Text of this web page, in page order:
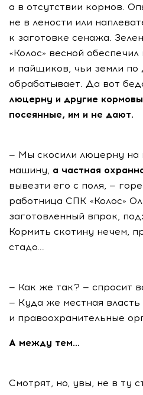
а в отсутствии кормов.
не в лености или
к заготовке сенажа.
«Колос» весной обеспечил
и пайщиков, чьи земли по
обрабатывает. Да вот
люцерну и другие
посеянные, им и не дают.
— Мы скосили люцерну на
машину, а частная
вывезти его с поля, —
работница СПК «Колос»
заготовленный впрок,
Кормить скотину нечем,
стадо...
— Как же так? — спросит
— Куда же местная власть
и правоохранительные
А между тем...
Смотрят, но, увы, не в ту